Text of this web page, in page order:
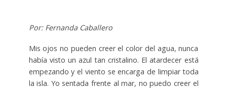
Por: Fernanda Caballero
Mis ojos no pueden creer el color del agua, nunca
había visto un azul tan cristalino. El atardecer está
empezando y el viento se encarga de limpiar toda
la isla. Yo sentada frente al mar, no puedo creer el